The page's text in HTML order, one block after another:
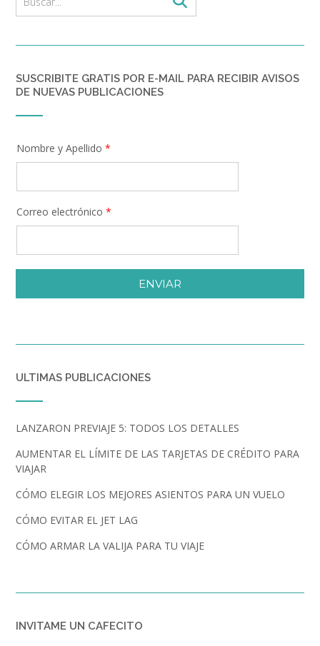
SUSCRIBITE GRATIS POR E-MAIL PARA RECIBIR AVISOS
DE NUEVAS PUBLICACIONES
Nombre y Apellido *
Correo electrónico *
ENVIAR
ULTIMAS PUBLICACIONES
LANZARON PREVIAJE 5: TODOS LOS DETALLES
AUMENTAR EL LÍMITE DE LAS TARJETAS DE CRÉDITO PARA
VIAJAR
CÓMO ELEGIR LOS MEJORES ASIENTOS PARA UN VUELO
CÓMO EVITAR EL JET LAG
CÓMO ARMAR LA VALIJA PARA TU VIAJE
INVITAME UN CAFECITO